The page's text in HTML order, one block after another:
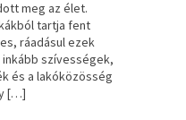
meg az élet.
tartja fent
ráadásul ezek
szívességek,
és a lakóközösség
[…]